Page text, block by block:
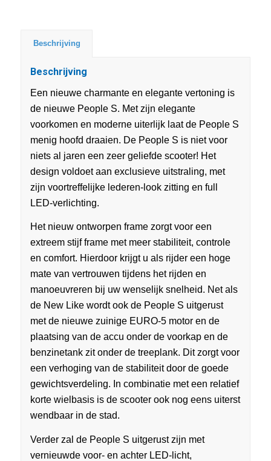
Beschrijving
Beschrijving
Een nieuwe charmante en elegante vertoning is
de nieuwe People S. Met zijn elegante
voorkomen en moderne uiterlijk laat de People S
menig hoofd draaien. De People S is niet voor
niets al jaren een zeer geliefde scooter! Het
design voldoet aan exclusieve uitstraling, met
zijn voortreffelijke lederen-look zitting en full
LED-verlichting.
Het nieuw ontworpen frame zorgt voor een
extreem stijf frame met meer stabiliteit, controle
en comfort. Hierdoor krijgt u als rijder een hoge
mate van vertrouwen tijdens het rijden en
manoeuvreren bij uw wenselijk snelheid. Net als
de New Like wordt ook de People S uitgerust
met de nieuwe zuinige EURO-5 motor en de
plaatsing van de accu onder de voorkap en de
benzinetank zit onder de treeplank. Dit zorgt voor
een verhoging van de stabiliteit door de goede
gewichtsverdeling. In combinatie met een relatief
korte wielbasis is de scooter ook nog eens uiterst
wendbaar in de stad.
Verder zal de People S uitgerust zijn met
vernieuwde voor- en achter LED-licht,